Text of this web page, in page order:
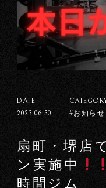
DATE:
2023.06.30
#お知ら
扇町・堺店
ン実施中
時間ジム